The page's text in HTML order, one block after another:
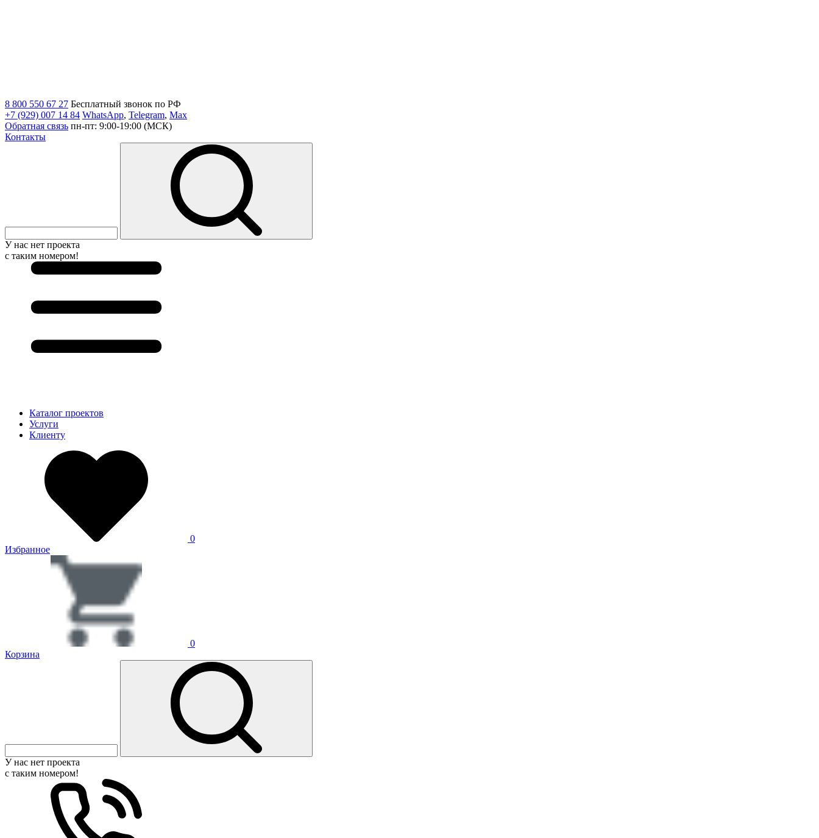
8 800 550 67 27 Бесплатный звонок по РФ
+7 (929) 007 14 84 WhatsApp, Telegram, Max
Обратная связь пн-пт: 9:00-19:00 (МСК)
Контакты
У нас нет проекта
с таким номером!
Каталог проектов
Услуги
Клиенту
0
Избранное
0
Корзина
У нас нет проекта
с таким номером!